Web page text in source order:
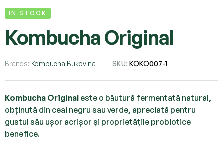
IN STOCK
Kombucha Original
Brands: Kombucha Bukovina SKU: KOKO007-1
Kombucha Original este o băutură fermentată natural,
obținută din ceai negru sau verde, apreciată pentru
gustul său ușor acrișor și proprietățile probiotice
benefice.